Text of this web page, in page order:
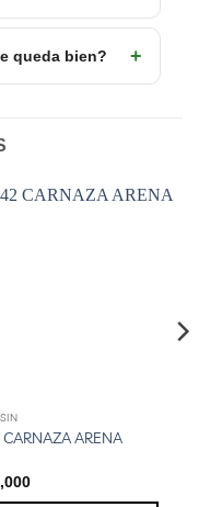
queda bien?
ARENA